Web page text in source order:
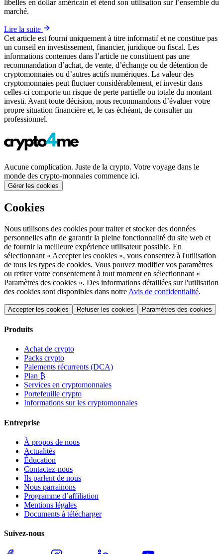
libellés en dollar américain et étend son utilisation sur l’ensemble du
marché.
Lire la suite
Cet article est fourni uniquement à titre informatif et ne constitue pas
un conseil en investissement, financier, juridique ou fiscal. Les
informations contenues dans l’article ne constituent pas une
recommandation d’achat, de vente, d’échange ou de détention de
cryptomonnaies ou d’autres actifs numériques. La valeur des
cryptomonnaies peut fluctuer considérablement, et investir dans
celles-ci comporte un risque de perte partielle ou totale du montant
investi. Avant toute décision, nous recommandons d’évaluer votre
propre situation financière et, le cas échéant, de consulter un
professionnel.
Aucune complication. Juste de la crypto. Votre voyage dans le
monde des crypto-monnaies commence ici.
Gérer les cookies
Cookies
Nous utilisons des cookies pour traiter et stocker des données
personnelles afin de garantir la pleine fonctionnalité du site web et
de fournir la meilleure expérience utilisateur possible. En
sélectionnant « Accepter les cookies », vous consentez à l'utilisation
de tous les types de cookies. Vous pouvez modifier vos paramètres
ou retirer votre consentement à tout moment en sélectionnant «
Paramètres des cookies ». Des informations détaillées sur l'utilisation
des cookies sont disponibles dans notre Avis de confidentialité.
Accepter les cookies Refuser les cookies Paramètres des cookies
Produits
Achat de crypto
Packs crypto
Paiements récurrents (DCA)
Plan ₿
Services en cryptomonnaies
Portefeuille crypto
Informations sur les cryptomonnaies
Entreprise
À propos de nous
Actualités
Éducation
Contactez-nous
Ils parlent de nous
Nous parrainons
Programme d’affiliation
Mentions légales
Documents à télécharger
Suivez-nous